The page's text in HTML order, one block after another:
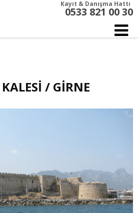
Kayıt & Danışma Hattı
0533 821 00 30
/ GİRNE